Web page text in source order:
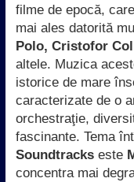
filme de epocă,
mai ales datorită
Polo, Cristofor
altele. Muzica
istorice de mare
caracterizate de o
orchestraţie,
fascinante. Tema
Soundtrackseste
concentra mai